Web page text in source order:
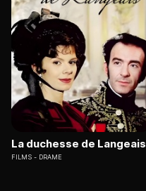
La duchesse de Langeais
FILMS DRAME